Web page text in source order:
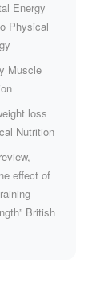
Energy
Physical
Muscle
loss
Nutrition
effect of
British